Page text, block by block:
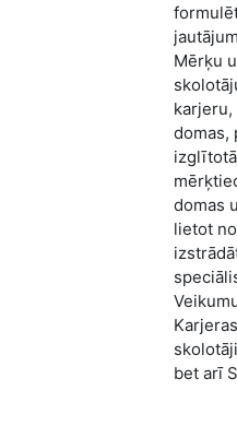
Mērķu
domas,
domas
lietot
bet arī